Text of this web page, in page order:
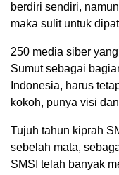
berdiri sendiri,
maka sulit untuk
250 media siber
Sumut sebagai
Indonesia, harus
kokoh, punya visi
Tujuh tahun kiprah
sebelah mata,
SMSI telah banyak